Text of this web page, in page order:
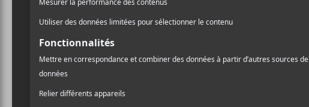
Voici pourquoi on fait le tour des
. Non seulement, c’est
bonne idée cadeau. Parce que
tout cas, vous savez comment